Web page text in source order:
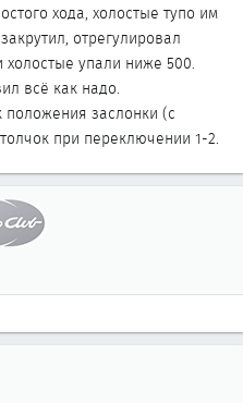
хода, холостые тупо им
отрегулировал
холостые упали ниже 500.
всё как надо.
положения заслонки (с
при переключении 1-2.